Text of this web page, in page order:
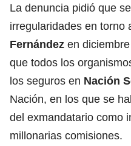
La denuncia pidió que
irregularidades en torno
Fernández en
que todos los
los seguros en Nación
Nación, en los que se
del exmandatario como
millonarias comisiones.